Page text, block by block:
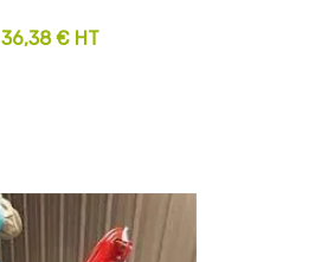
36,38 € HT